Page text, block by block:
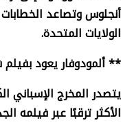
أنجلوس وتصاعد
الولايات المتحدة.
** ألمودوفار يعود
يتصدر المخرج الإسباني
الأكثر ترقبًا عبر فيلمه